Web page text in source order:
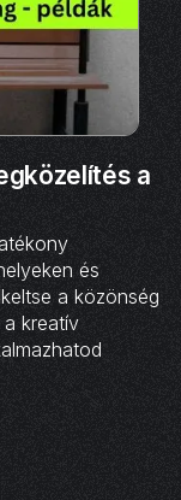
a
és
a közönség
kreatív